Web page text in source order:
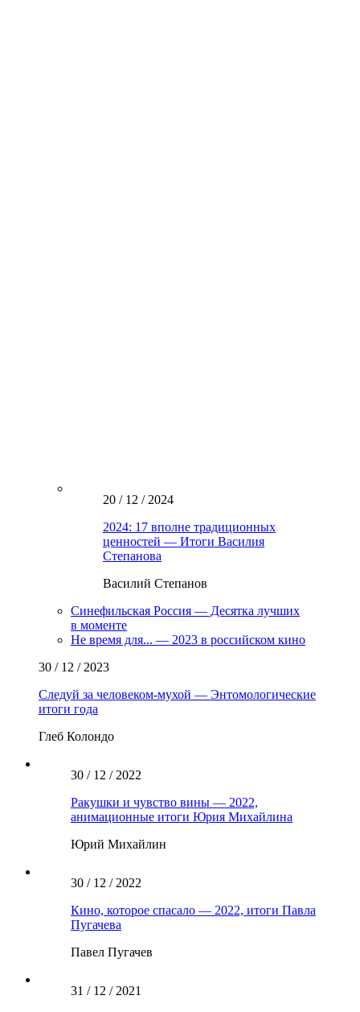
20 / 12 / 2024
2024: 17 вполне традиционных
ценностей — Итоги Василия
Степанова
Василий Степанов
Синефильская Россия — Десятка лучших
в моменте
Не время для... — 2023 в российском кино
30 / 12 / 2023
Следуй за человеком-мухой — Энтомологические
итоги года
Глеб Колондо
30 / 12 / 2022
Ракушки и чувство вины — 2022,
анимационные итоги Юрия Михайлина
Юрий Михайлин
30 / 12 / 2022
Кино, которое спасало — 2022, итоги Павла
Пугачева
Павел Пугачев
31 / 12 / 2021